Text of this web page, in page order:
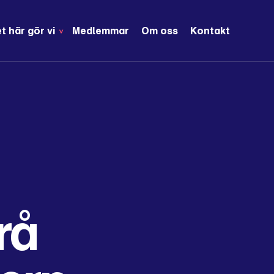
här gör vi Medlemmar Om oss Kontakt